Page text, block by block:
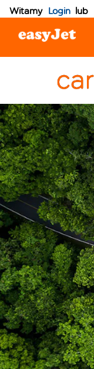
Witamy Login lub